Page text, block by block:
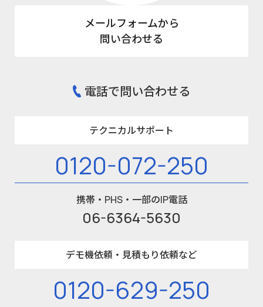
メールフォームから
問い合わせる
電話で問い合わせる
テクニカルサポート
0120-072-250
携帯・PHS・一部のIP電話
06-6364-5630
デモ機依頼・見積もり依頼など
0120-629-250